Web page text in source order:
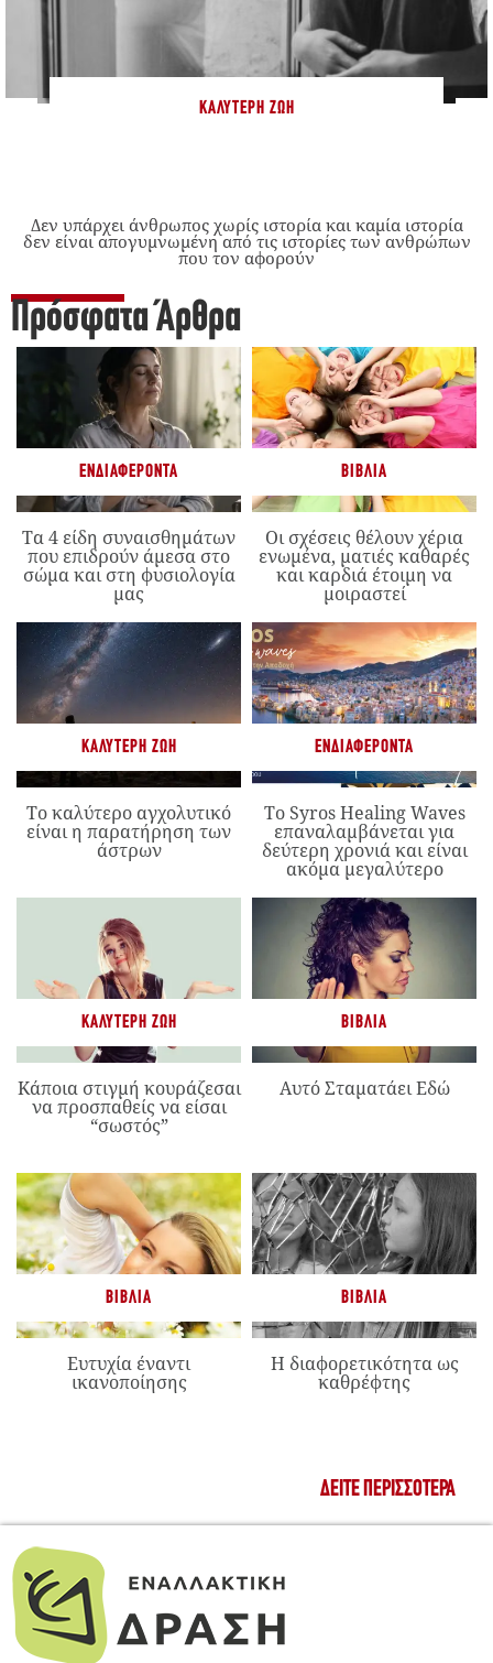
ΚΑΛΎΤΕΡΗ ΖΩΉ
Δεν υπάρχει άνθρωπος χωρίς ιστορία και καμία ιστορία
δεν είναι απογυμνωμένη από τις ιστορίες των ανθρώπων
που τον αφορούν
Πρόσφατα Άρθρα
ΕΝΔΙΑΦΈΡΟΝΤΑ
Τα 4 είδη συναισθημάτων
που επιδρούν άμεσα στο
σώμα και στη φυσιολογία
μας
ΒΙΒΛΊΑ
Οι σχέσεις θέλουν χέρια
ενωμένα, ματιές καθαρές
και καρδιά έτοιμη να
μοιραστεί
ΚΑΛΎΤΕΡΗ ΖΩΉ
Το καλύτερο αγχολυτικό
είναι η παρατήρηση των
άστρων
ΕΝΔΙΑΦΈΡΟΝΤΑ
Το Syros Healing Waves
επαναλαμβάνεται για
δεύτερη χρονιά και είναι
ακόμα μεγαλύτερο
ΚΑΛΎΤΕΡΗ ΖΩΉ
Κάποια στιγμή κουράζεσαι
να προσπαθείς να είσαι
“σωστός”
ΒΙΒΛΊΑ
Αυτό Σταματάει Εδώ
ΒΙΒΛΊΑ
Ευτυχία έναντι
ικανοποίησης
ΒΙΒΛΊΑ
Η διαφορετικότητα ως
καθρέφτης
ΔΕΊΤΕ ΠΕΡΙΣΣΌΤΕΡΑ